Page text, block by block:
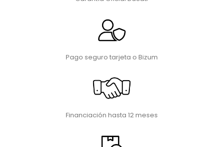
Pago seguro tarjeta o Bizum
Financiación hasta 12 meses